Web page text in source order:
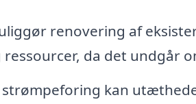
renovering af
da det undgår
strømpeforing kan